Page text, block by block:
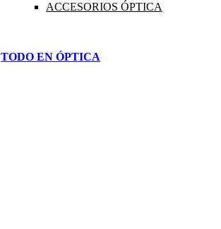
ACCESORIOS ÓPTICA
TODO EN ÓPTICA